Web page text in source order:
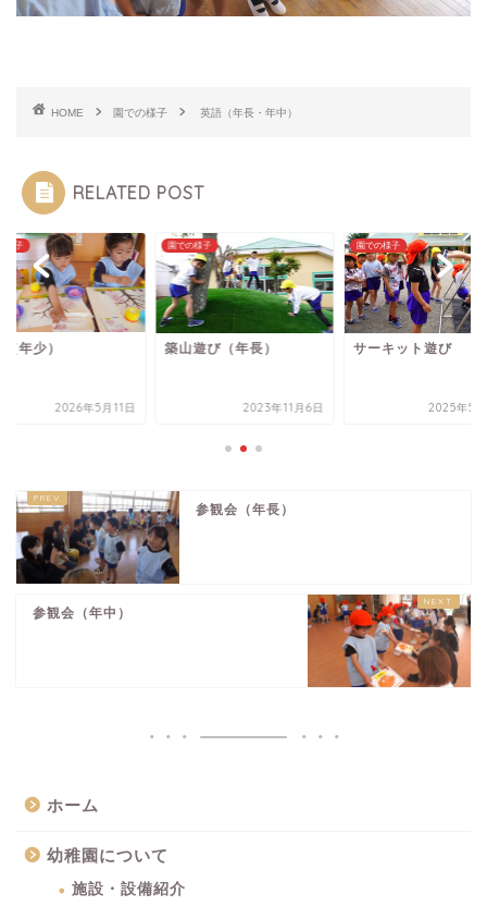
HOME 園での様子 英語（年長・年中）
RELATED POST
様子
遊び（年長）
2023年11月6日
園での様子
サーキット遊び
2025年5月26日
園での様子
制作（年少）
2026年5
参観会（年長）
参観会（年中）
ホーム
幼稚園について
施設・設備紹介